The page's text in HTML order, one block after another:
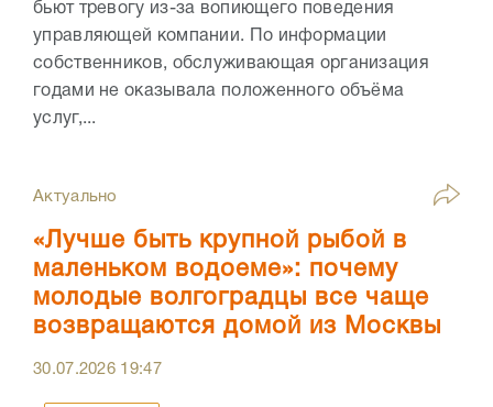
бьют тревогу из-за вопиющего поведения
управляющей компании. По информации
собственников, обслуживающая организация
годами не оказывала положенного объёма
услуг,...
Актуально
«Лучше быть крупной рыбой в
маленьком водоеме»: почему
молодые волгоградцы все чаще
возвращаются домой из Москвы
30.07.2026 19:47